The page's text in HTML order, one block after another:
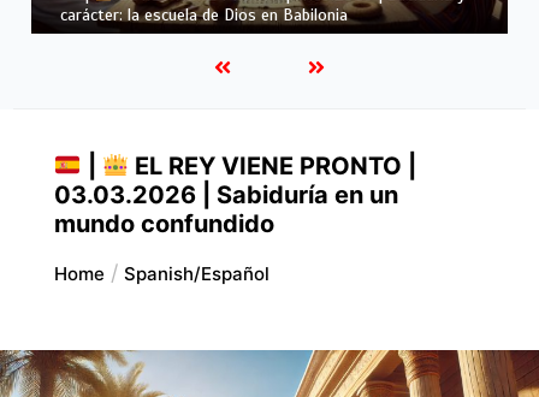
exilio: fe en una cultura extranjera
EL REY VIENE PRONTO |
03.03.2026 | Sabiduría en un
mundo confundido
Home Spanish/español